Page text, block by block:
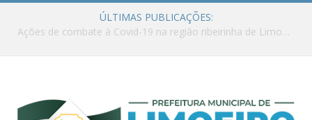
ÚLTIMAS PUBLICAÇÕES:
Ações de combate à Covid-19 na região ribeirinha de Limoeiro do Ajuru continuam